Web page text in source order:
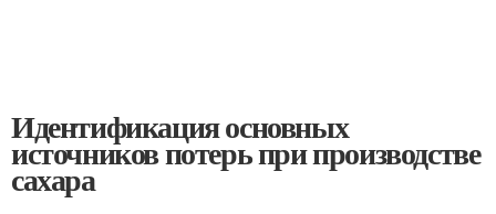
Идентификация основных
источников потерь при производстве
сахара